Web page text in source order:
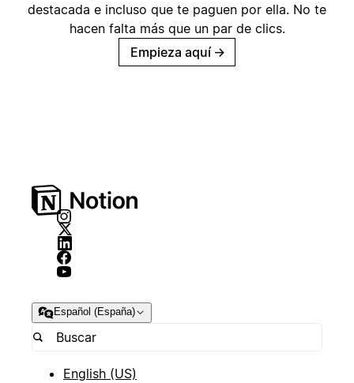
destacada e incluso que te paguen por ella. No te
hacen falta más que un par de clics.
Empieza aquí →
Español (España)
English (US)